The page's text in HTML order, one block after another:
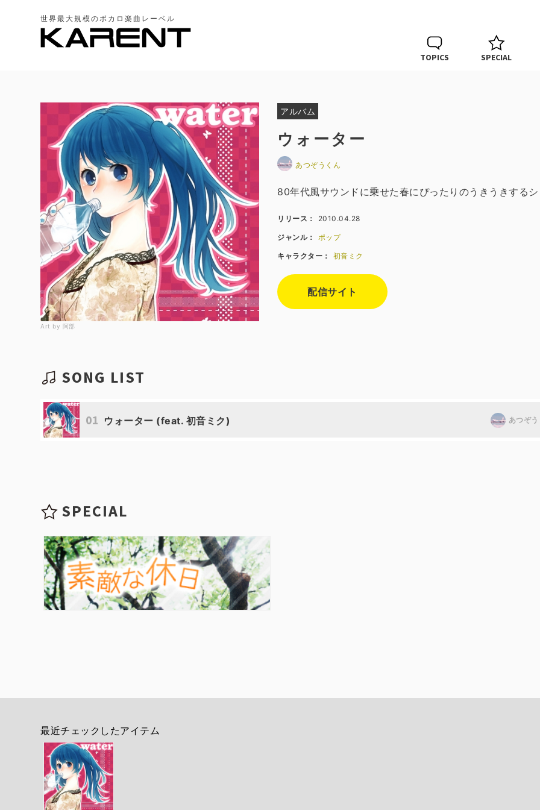
世界最大規模のボカロ楽曲レーベル
TOPICS SPECIAL
Art by 阿部
アルバム
ウォーター
あつぞうくん
80年代風サウンドに乗せた春にぴったりのうきうきするシ
リリース： 2010.04.28
ジャンル： ポップ
キャラクター： 初音ミク
配信サイト
SONG LIST
01 ウォーター (feat. 初音ミク) あつぞ
SPECIAL
最近チェックしたアイテム